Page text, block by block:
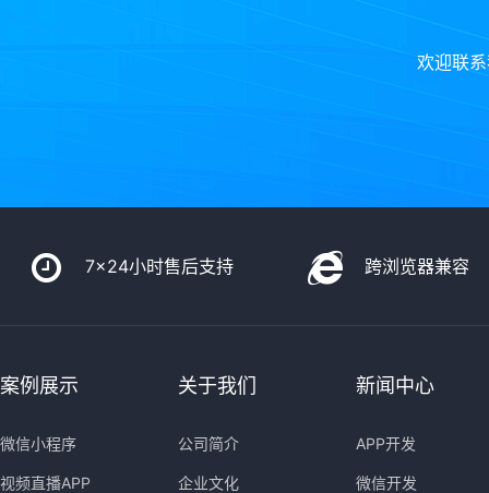
欢迎联
7x24小时售后支持 跨浏览器兼容
案例展示
微信小程序
视频直播APP
关于我们
公司简介
企业文化
新闻中心
APP开发
微信开发